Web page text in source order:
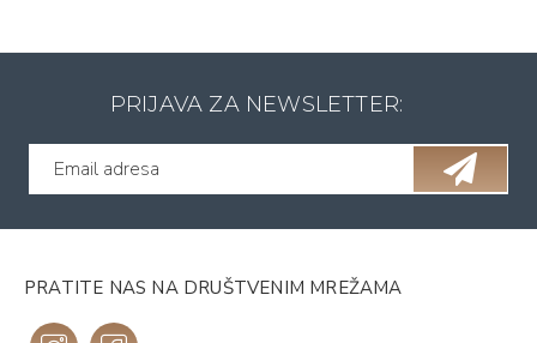
PRIJAVA ZA NEWSLETTER:
PRATITE NAS NA DRUŠTVENIM MREŽAMA